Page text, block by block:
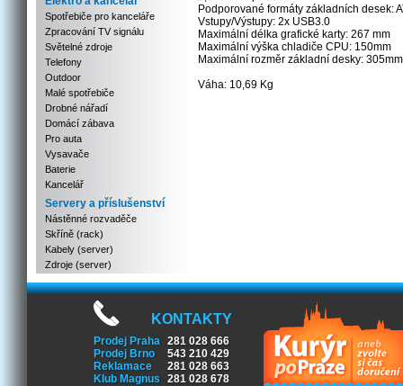
Spotřebiče pro kanceláře
Zpracování TV signálu
Světelné zdroje
Telefony
Outdoor
Malé spotřebiče
Drobné nářadí
Domácí zábava
Pro auta
Vysavače
Baterie
Kancelář
Servery a příslušenství
Nástěnné rozvaděče
Skříně (rack)
Kabely (server)
Zdroje (server)
Podporované formáty základních desek:
Vstupy/Výstupy: 2x USB3.0
Maximální délka grafické karty: 267 mm
Maximální výška chladiče CPU: 150mm
Maximální rozměr základní desky:
Váha: 10,69 Kg
KONTAKTY
Prodej Praha 281 028 666
Prodej Brno
543 210 429
Reklamace
281 028 663
Klub Magnus
281 028 678